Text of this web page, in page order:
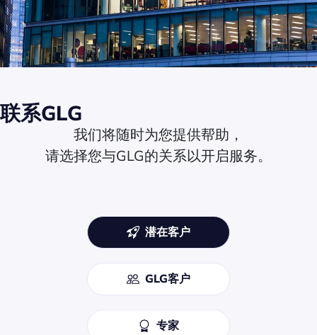
联系GLG
我们将随时为您提供帮助，
请选择您与GLG的关系以开启服务。
潜在客户
GLG客户
专家